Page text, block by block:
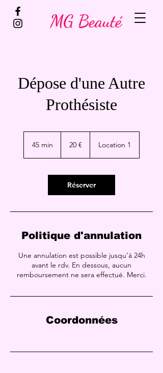
MG Beauté
Dépose d'une Autre
Prothésiste
45 min
i
20 € Location 1
Réserver
Politique d'annulation
Une annulation est possible jusqu’à 24h
avant le rdv. En dessous, aucun
remboursement ne sera effectué. Merci.
Coordonnées